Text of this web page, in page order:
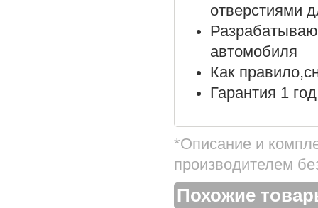
отверстиями
автомобиля
Как
Гарантия 1
*Описание и
производителем
Похожие